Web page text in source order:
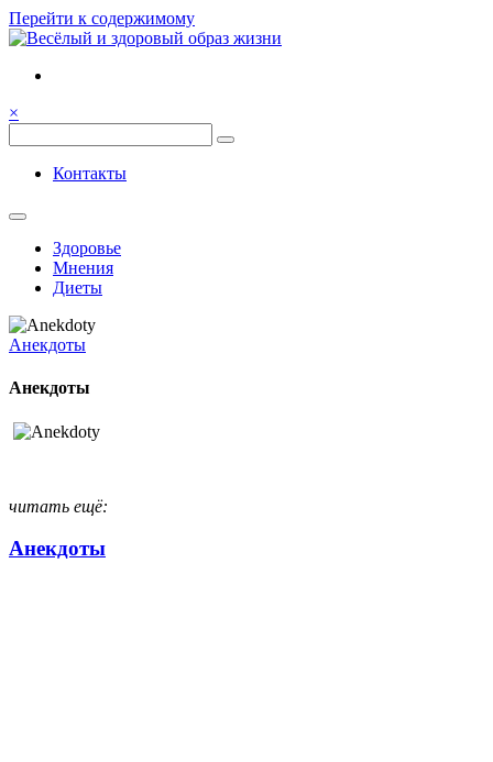
Перейти к содержимому
Весёлый и здоровый образ
жизни
Семья, общение, здоровье.
×
Весёлый и здоровый образ жизни
Контакты
Здоровье
Мнения
Диеты
Анекдоты
Анекдоты
читать ещё:
Анекдоты